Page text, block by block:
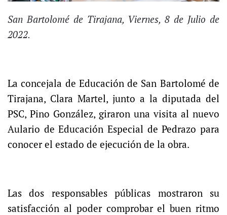
San Bartolomé de Tirajana, Viernes, 8 de Julio de
2022.
La concejala de Educación de San Bartolomé de
Tirajana, Clara Martel, junto a la diputada del
PSC, Pino González, giraron una visita al nuevo
Aulario de Educación Especial de Pedrazo para
conocer el estado de ejecución de la obra.
Las dos responsables públicas mostraron su
satisfacción al poder comprobar el buen ritmo